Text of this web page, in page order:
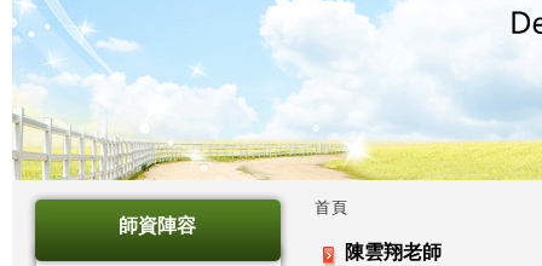
師資陣容
您
首頁
陳雲翔老師